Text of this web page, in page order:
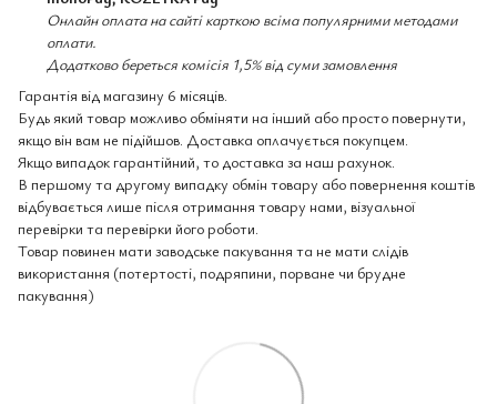
Онлайн оплата на сайті карткою всіма популярними методами
оплати.
Додатково береться комісія 1,5% від суми замовлення
Гарантія від магазину 6 місяців.
Будь який товар можливо обміняти на інший або просто повернути,
якщо він вам не підійшов. Доставка оплачується покупцем.
Якщо випадок гарантійний, то доставка за наш рахунок.
В першому та другому випадку обмін товару або повернення коштів
відбувається лише після отримання товару нами, візуальної
перевірки та перевірки його роботи.
Товар повинен мати заводське пакування та не мати слідів
використання (потертості, подряпини, порване чи брудне
пакування)